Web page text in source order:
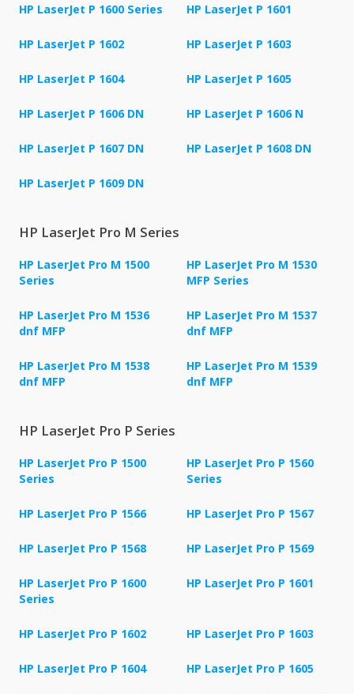
HP LaserJet P 1600 Series HP LaserJet P 1601
HP LaserJet P 1602 HP LaserJet P 1603
HP LaserJet P 1604 HP LaserJet P 1605
HP LaserJet P 1606 DN HP LaserJet P 1606 N
HP LaserJet P 1607 DN HP LaserJet P 1608 DN
HP LaserJet P 1609 DN
HP LaserJet Pro M Series
HP LaserJet Pro M 1500
Series
HP LaserJet Pro M 1530
MFP Series
HP LaserJet Pro M 1536
dnf MFP
HP LaserJet Pro M 1537
dnf MFP
HP LaserJet Pro M 1538
dnf MFP
HP LaserJet Pro M 1539
dnf MFP
HP LaserJet Pro P Series
HP LaserJet Pro P 1500
Series
HP LaserJet Pro P 1560
Series
HP LaserJet Pro P 1566 HP LaserJet Pro P 1567
HP LaserJet Pro P 1568 HP LaserJet Pro P 1569
HP LaserJet Pro P 1600
Series
HP LaserJet Pro P 1601
HP LaserJet Pro P 1602 HP LaserJet Pro P 1603
HP LaserJet Pro P 1604 HP LaserJet Pro P 1605